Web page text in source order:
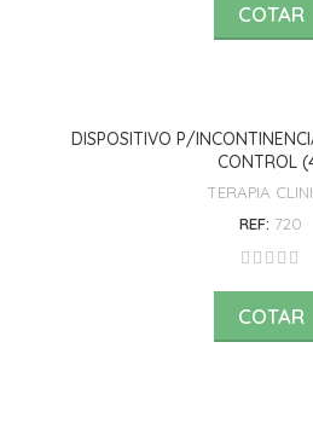
COTAR
DISPOSITIVO P/
CONTROL
TERAPIA
REF: 720
COTAR